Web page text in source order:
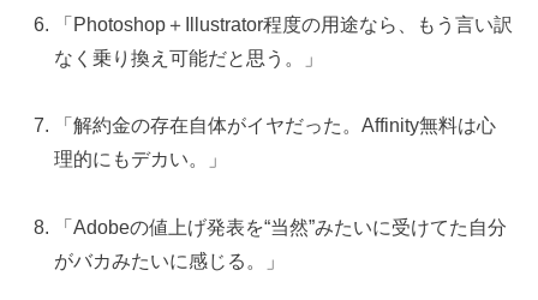
「Photoshop＋Illustrator程度の用途なら、もう言い訳
なく乗り換え可能だと思う。」
「解約金の存在自体がイヤだった。Affinity無料は心
理的にもデカい。」
「Adobeの値上げ発表を“当然”みたいに受けてた自分
がバカみたいに感じる。」